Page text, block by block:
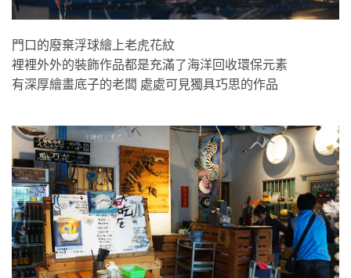
門口的廢棄浮球繪上老虎花紋
裡裡外外的裝飾作品都是充滿了海洋回收環保元素
有深厚繪畫底子的老闆 處處可見獨具巧思的作品